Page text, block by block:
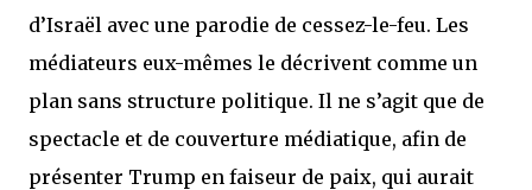
d’Israël avec une parodie de cessez-le-feu. Les
médiateurs eux-mêmes le décrivent comme un
plan sans structure politique. Il ne s’agit que de
spectacle et de couverture médiatique, afin de
présenter Trump en faiseur de paix, qui aurait